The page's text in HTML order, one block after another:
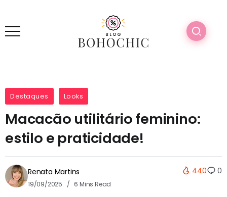
Destaques Looks
Macacão utilitário feminino:
estilo e praticidade!
Renata Martins
19/09/2025 6 Mins Read
440 0